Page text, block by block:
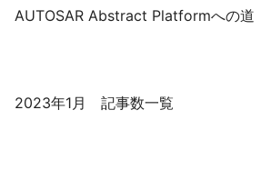
AUTOSAR Abstract Platformへの道
2023年1月 記事数一覧